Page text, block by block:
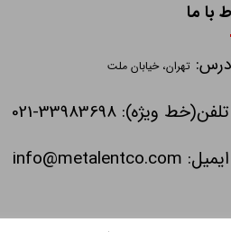
با ما
تهران، خیابان ملت
تلفن(خط ویژه): 33983698-021
ایمیل: info@metalentco.com